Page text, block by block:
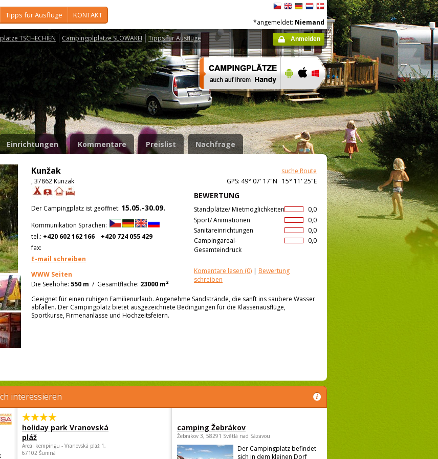
Tipps für Ausflüge KONTAKT
TSCHECHIEN Campingplplätze SLOWAKEI Tipps für Ausflüge
*angemeldet: Niemand
Anmelden
Einrichtungen Kommentare Preislist Nachfrage
Kunžak
suche Route
, 37862 Kunzak
GPS: 49° 07' 17"N 15° 11' 25"E
BEWERTUNG
0,0
Standplätze/ Mietmöglichkeiten
0,0
Sport/ Animationen
0,0
Sanitäreinrichtungen
0,0
Campingareal-
Gesamteindruck
Komentare lesen (0) | Bewertung
schreiben
Der Campingplatz ist geöffnet: 15.05.-30.09.
Kommunikation Sprachen:
tel.: +420 602 162 166
+420 724 055 429
fax:
E-mail schreiben
WWW Seiten
Die Seehöhe: 550 m / Gesamtfläche: 23000 m2
Geeignet für einen ruhigen Familienurlaub. Angenehme Sandstrände, die sanft ins saubere Wasser
abfallen. Der Campingplatz bietet ausgezeichnete Bedingungen für die Klassenausflüge,
Sportkurse, Firmenanlässe und Hochzeitsfeiern.
interessieren
holiday park Vranovská
pláž
Areál kempingu - Vranovská pláž 1,
67102 Šumná
camping Žebrákov
Žebrákov 3, 58291 Světlá nad Sázavou
Der Campingplatz befindet
sich in dem kleinen Dorf